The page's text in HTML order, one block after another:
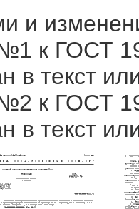
и
к ГОСТ
в текст
к ГОСТ
в текст